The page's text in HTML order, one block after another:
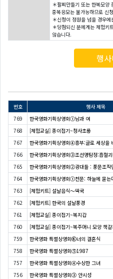
＊팔찌만들기 또는 한복모양
중복응모는 불가능하므로 신
＊신청이 정원을 넘을 경우
＊당첨되신 분에게는 체험키
않습니다.
행
번호 행사 제목
769
한국영화기획상영회①남과 여
768
[체험교실] 종이접기~청사초롱
767
한국영화기획상영회④흥부:글로 세상을
766
한국영화기획상영회③조선명탐정:흡혈
765
한국영화기획상영회②광대들 : 풍문조작
764
한국영화기획상영회①천문: 하늘에 묻는
763
[체험키트] 설날음식〜떡국
762
[체험키트] 한국의 설날풍경
761
[체험교실] 종이접기~복지갑
760
[체험교실] 종이접기~복주머니 모양 책갈
759
한국영화 특별상영회⑥너의 결혼식
758
한국영화 특별상영회⑤1987
757
한국영화 특별상영회④수상한 그녀
756
한국영화 특별상영회③ 안시성